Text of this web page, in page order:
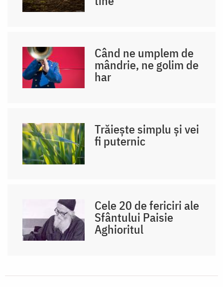
Când ne umplem de
mândrie, ne golim de
har
Trăiește simplu și vei
fi puternic
Cele 20 de fericiri ale
Sfântului Paisie
Aghioritul